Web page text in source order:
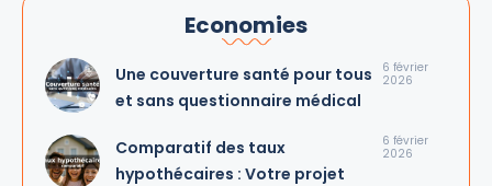
Economies
Une couverture santé pour tous
et sans questionnaire médical
6 février
2026
Comparatif des taux
hypothécaires : Votre projet
6 février
2026